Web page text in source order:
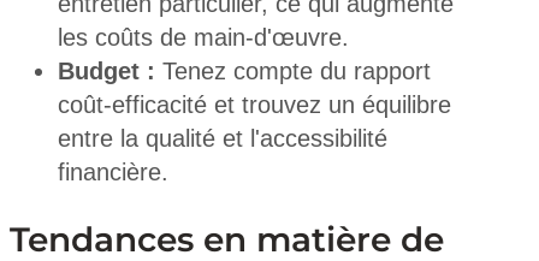
les coûts de main-d'œuvre.
Budget : Tenez compte du rapport
coût-efficacité et trouvez un équilibre
entre la qualité et l'accessibilité
financière.
Tendances en matière de